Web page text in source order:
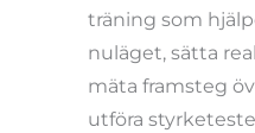
träning som
nuläget, sätta
mäta framsteg
utföra